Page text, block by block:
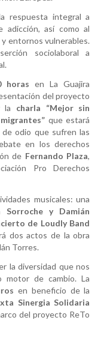
respuesta integral a
adicción, así como al
entornos vulnerables.
sociolaboral a
horas en La Guajira
del proyecto
la charla “Mejor sin
que estará
odio que sufren las
en los derechos
de Fernando Plaza,
Pro Derechos
musicales: una
y Damián
de Loudly Band
dos actos de la obra
Torres.
la diversidad que nos
motor de cambio. La
en beneficio de la
Sinergia Solidaria
del proyecto ReTo